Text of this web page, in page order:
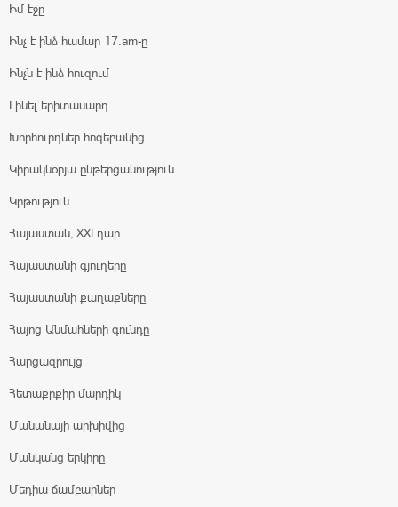
Իմ էջը
Ինչ է ինձ համար 17.am-ը
Ինչն է ինձ հուզում
Լինել երիտասարդ
Խորհուրդներ հոգեբանից
Կիրակնօրյա ընթերցանություն
Կրթություն
Հայաստան, XXI դար
Հայաստանի գյուղերը
Հայաստանի քաղաքները
Հայոց Անմահների գունդը
Հարցազրույց
Հետաքրքիր մարդիկ
Մանանայի արխիվից
Մանկանց երկիրը
Մեդիա ճամբարներ